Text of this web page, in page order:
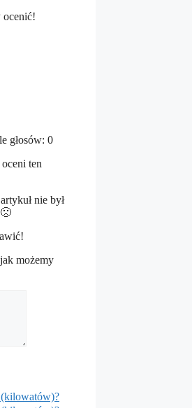
głosów: 0
ten
nie był
możemy